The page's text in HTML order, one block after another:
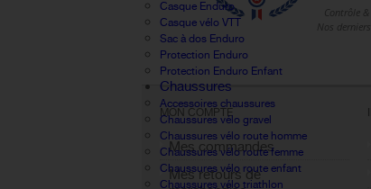
Casque Enduro
Casque vélo VTT
Sac à dos Enduro
Protection Enduro
Protection Enduro Enfant
Chaussures
Accessoires chaussures
Chaussures vélo gravel
Chaussures vélo route homme
Chaussures vélo route femme
Chaussures vélo route enfant
Chaussures vélo triathlon
MON COMPTE
Mes commandes
Mes retours de